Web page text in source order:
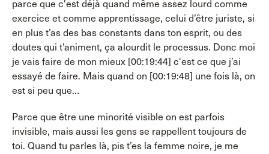
parce que c'est déjà quand même assez lourd comme
exercice et comme apprentissage, celui d’être juriste, si
en plus t’as des bas constants dans ton esprit, ou des
doutes qui t’animent, ça alourdit le processus. Donc moi
je vais faire de mon mieux [00:19:44] c'est ce que j’ai
essayé de faire. Mais quand on [00:19:48] une fois là, on
est si peu que…
Parce que être une minorité visible on est parfois
invisible, mais aussi les gens se rappellent toujours de
toi. Quand tu parles là, pis t’es la femme noire, je me